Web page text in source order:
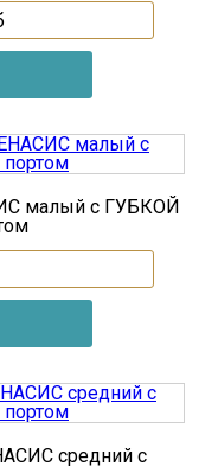
малый с ГУБКОЙ
средний с